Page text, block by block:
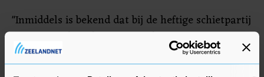
"Inmiddels is bekend dat bij de heftige schietpartij
in onze stad eerder vanavond twee agenten
gewond zijn geraakt", twitterde Wouter Kolff, de
burgemeester van Dordrecht. "Vreselijk en